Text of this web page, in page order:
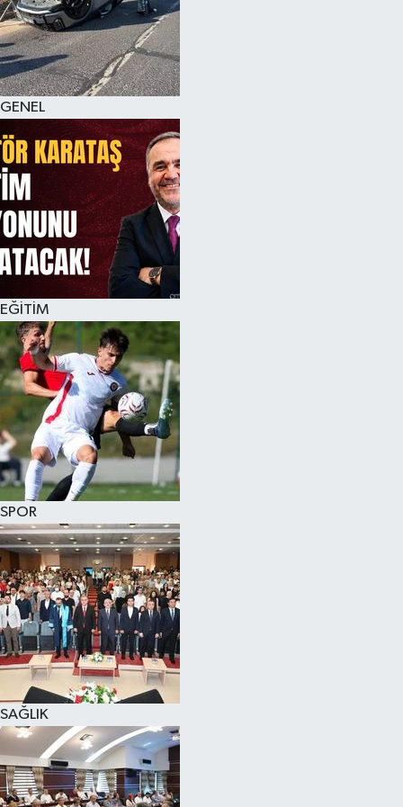
GENEL
EĞİTİM
SPOR
SAĞLIK
KÜLTÜR SANAT
MAGAZİN
SAĞLIK
SİYASET
SPOR
TEKNOLOJİ
VİZYONDAKİLER
YAŞAM